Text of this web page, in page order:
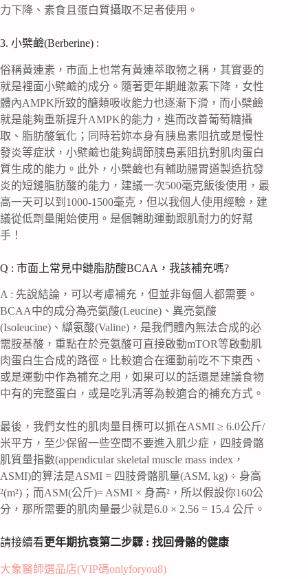
力下降、素食且蛋白質攝取不足者使用。
3. 小檗鹼(Berberine) :
俗稱黃連素，市面上也常有黃連萃取物之稱，其實要的
就是裡面小檗鹼的成分。隨著更年期雌激素下降，女性
體內AMPK所致的醣類吸收能力也逐漸下滑，而小檗鹼
就是能夠重新提升AMPK的能力，進而改善葡萄糖攝
取、脂肪酸氧化；同時若妳本身有胰島素阻抗或是慢性
發炎等症狀，小檗鹼也能夠調節胰島素阻抗對肌肉蛋白
質生成的能力。此外，小檗鹼也有輔助腸胃道製造抗發
炎的短鏈脂肪酸的能力，建議一次500毫克飯後使用，最
高一天可以到1000-1500毫克，但以我個人使用經驗，建
議從低劑量開始使用。是個輔助運動跟肌耐力的好幫
手！
Q : 市面上常見中鏈脂肪酸BCAA，我該補充嗎?
A : 先說結論，可以考慮補充，但並非每個人都需要。
BCAA中的成分為亮氨酸(Leucine)、異亮氨酸
(Isoleucine)、纈氨酸(Valine)，是我們體內無法合成的必
需胺基酸，重點在於亮氨酸可直接啟動mTOR等啟動肌
肉蛋白生合成的路徑。比較適合在運動前吃不下東西、
或是運動中作為補充之用，如果可以的話還是建議食物
中有的完整蛋白，或是吃乳清等為較適合的補充方式。
最後，我們女性的肌肉量目標可以抓在ASMI ≥ 6.0公斤/
米平方，至少保留一些空間不要進入肌少症，四肢骨骼
肌質量指數(appendicular skeletal muscle mass index，
ASMI)的算法是ASMI = 四肢骨骼肌量(ASM, kg) ÷ 身高
²(m²)；而ASM(公斤)= ASMI × 身高²，所以假設你160公
分，那所需要的肌肉量最少就是6.0 × 2.56 = 15.4 公斤。
請接續看更年期抗衰第二步驟 : 找回骨骼的健康
大象醫師選品店(VIP碼onlyforyou8)